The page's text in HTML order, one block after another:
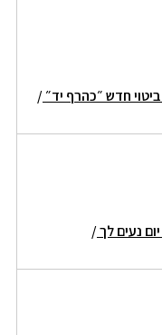
חדש ״כהרף יד״/
נעים לך/